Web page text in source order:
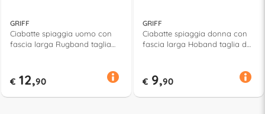
GRIFF
Ciabatte spiaggia uomo con
fascia larga Rugband taglia
€ 12,90
GRIFF
Ciabatte spiaggia donna con
fascia larga Hoband taglia da
€ 9,90